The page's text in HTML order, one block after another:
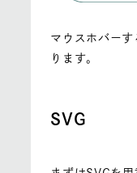
マウスホバーす
ります。
SVG